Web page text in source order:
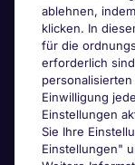
ablehnen,
klicken. In
für die
erforderlich
Einwilligung
Einstellungen
Sie Ihre
Einstellungen"